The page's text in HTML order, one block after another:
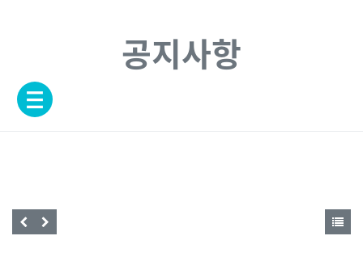
공지사항